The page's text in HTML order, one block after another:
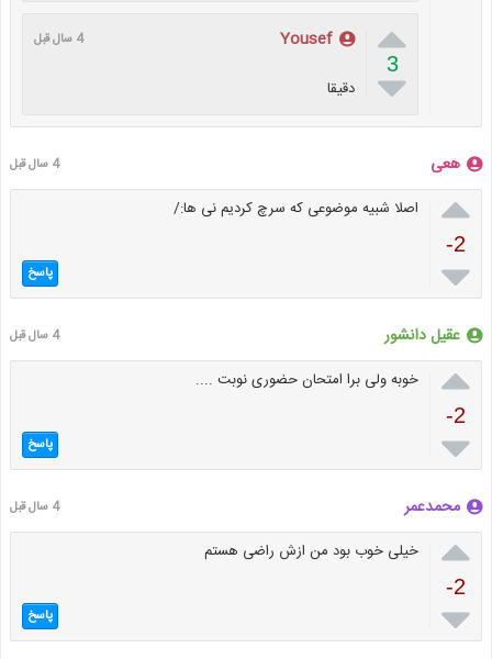

3

Yousef 4 سال قبل
دقیقا
هعی 4 سال قبل

-2

اصلا شبیه موضوعی که سرچ کردیم نی ها:/
پاسخ
عقیل دانشور 4 سال قبل

-2

خوبه ولی برا امتحان حضوری نوبت ....
پاسخ
محمدعمر 4 سال قبل

-2

خیلی خوب بود من ازش راضی هستم
پاسخ